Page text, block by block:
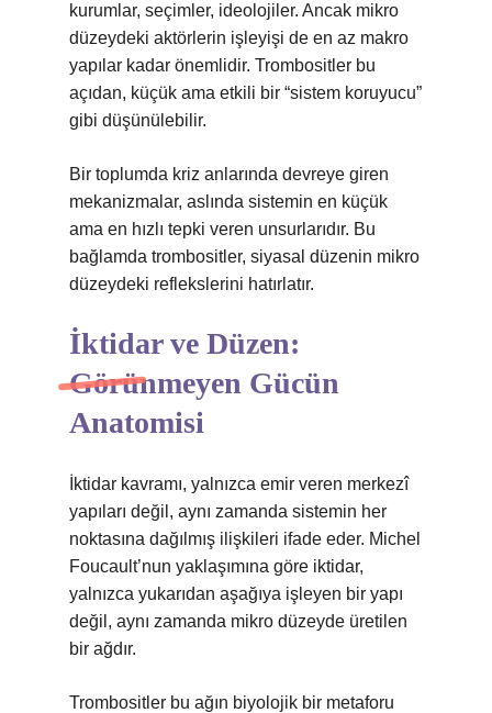
kurumlar, seçimler, ideolojiler. Ancak mikro
düzeydeki aktörlerin işleyişi de en az makro
yapılar kadar önemlidir. Trombositler bu
açıdan, küçük ama etkili bir “sistem koruyucu”
gibi düşünülebilir.
Bir toplumda kriz anlarında devreye giren
mekanizmalar, aslında sistemin en küçük
ama en hızlı tepki veren unsurlarıdır. Bu
bağlamda trombositler, siyasal düzenin mikro
düzeydeki reflekslerini hatırlatır.
İktidar ve Düzen:
Görünmeyen Gücün
Anatomisi
İktidar kavramı, yalnızca emir veren merkezî
yapıları değil, aynı zamanda sistemin her
noktasına dağılmış ilişkileri ifade eder. Michel
Foucault’nun yaklaşımına göre iktidar,
yalnızca yukarıdan aşağıya işleyen bir yapı
değil, aynı zamanda mikro düzeyde üretilen
bir ağdır.
Trombositler bu ağın biyolojik bir metaforu